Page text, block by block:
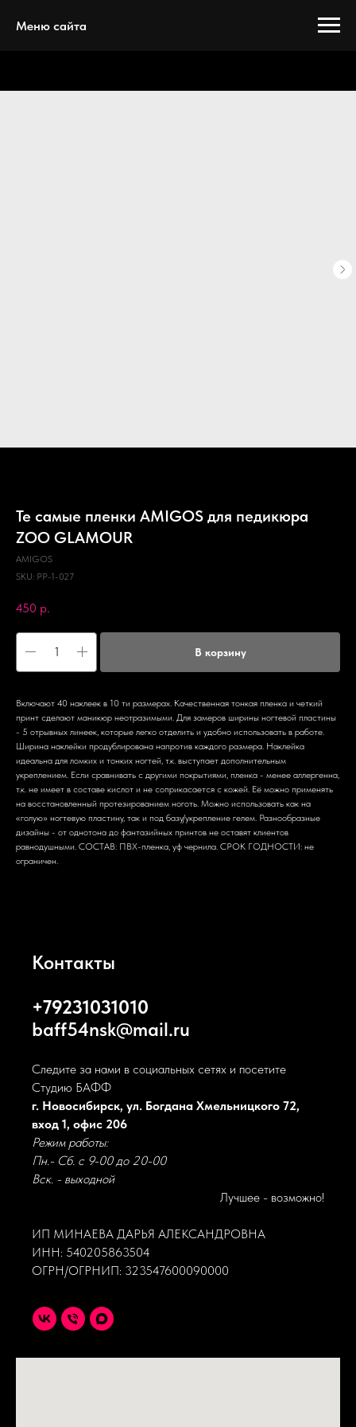
Меню сайта
Те самые пленки AMIGOS для педикюра
ZOO GLAMOUR
AMIGOS
SKU: PP-1-027
450 р.
В корзину
Включают 40 наклеек в 10 ти размерах. Качественная тонкая пленка и четкий
принт сделают маникюр неотразимыми. Для замеров ширины ногтевой пластины
- 5 отрывных линеек, которые легко отделить и удобно использовать в работе.
Ширина наклейки продублирована напротив каждого размера. Наклейка
идеальна для ломких и тонких ногтей, т.к. выступает дополнительным
укреплением. Если сравнивать с другими покрытиями, пленка - менее аллергенна,
т.к. не имеет в составе кислот и не соприкасается с кожей. Её можно применять
на восстановленный протезированием ноготь. Можно использовать как на
«голую» ногтевую пластину, так и под базу/укрепление гелем. Разнообразные
дизайны - от однотона до фантазийных принтов не оставят клиентов
равнодушными. СОСТАВ: ПВХ-пленка, уф чернила. СРОК ГОДНОСТИ: не
ограничен.
Контакты
+79231031010
baff54nsk@mail.ru
Следите за нами в социальных сетях и посетите
Студию БАФФ
г. Новосибирск, ул. Богдана Хмельницкого 72,
вход 1, офис 206
Режим работы:
Пн.- Сб. с 9-00 до 20-00
Вск. - выходной
Лучшее - возможно!
ИП МИНАЕВА ДАРЬЯ АЛЕКСАНДРОВНА
ИНН: 540205863504
ОГРН/ОГРНИП: 323547600090000